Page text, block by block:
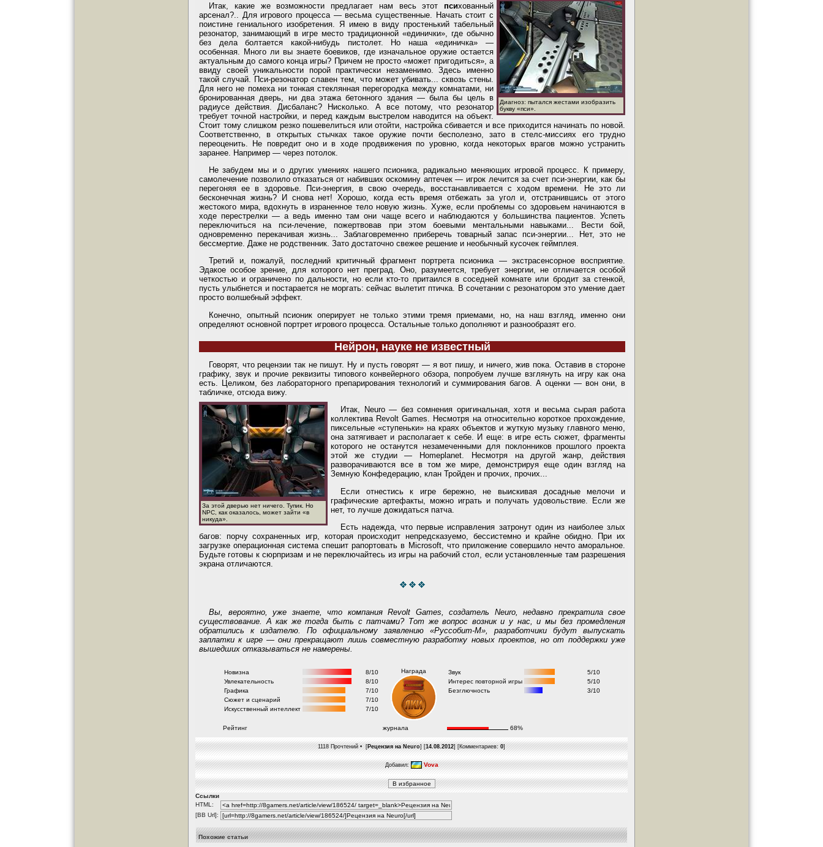
Диагноз: пытался жестами изобразить
букву «пси».
Итак, какие же возможности предлагает нам весь этот психованный
арсенал?.. Для игрового процесса — весьма существенные. Начать стоит с
поистине гениального изобретения. Я имею в виду простенький табельный
резонатор, занимающий в игре место традиционной «единички», где обычно
без дела болтается какой-нибудь пистолет. Но наша «единичка» —
особенная. Много ли вы знаете боевиков, где изначальное оружие остается
актуальным до самого конца игры? Причем не просто «может пригодиться», а
ввиду своей уникальности порой практически незаменимо. Здесь именно
такой случай. Пси-резонатор славен тем, что может убивать... сквозь стены.
Для него не помеха ни тонкая стеклянная перегородка между комнатами, ни
бронированная дверь, ни два этажа бетонного здания — была бы цель в
радиусе действия. Дисбаланс? Нисколько. А все потому, что резонатор
требует точной настройки, и перед каждым выстрелом наводится на объект.
Стоит тому слишком резко пошевелиться или отойти, настройка сбивается и все приходится начинать по новой.
Соответственно, в открытых стычках такое оружие почти бесполезно, зато в стелс-миссиях его трудно
переоценить. Не повредит оно и в ходе продвижения по уровню, когда некоторых врагов можно устранить
заранее. Например — через потолок.
Не забудем мы и о других умениях нашего псионика, радикально меняющих игровой процесс. К примеру,
самолечение позволило отказаться от набивших оскомину аптечек — игрок лечится за счет пси-энергии, как бы
перегоняя ее в здоровье. Пси-энергия, в свою очередь, восстанавливается с ходом времени. Не это ли
бесконечная жизнь? И снова нет! Хорошо, когда есть время отбежать за угол и, отстранившись от этого
жестокого мира, вдохнуть в израненное тело новую жизнь. Хуже, если проблемы со здоровьем начинаются в
ходе перестрелки — а ведь именно там они чаще всего и наблюдаются у большинства пациентов. Успеть
переключиться на пси-лечение, пожертвовав при этом боевыми ментальными навыками... Вести бой,
одновременно перекачивая жизнь... Заблаговременно приберечь товарный запас пси-энергии... Нет, это не
бессмертие. Даже не родственник. Зато достаточно свежее решение и необычный кусочек геймплея.
Третий и, пожалуй, последний критичный фрагмент портрета псионика — экстрасенсорное восприятие.
Эдакое особое зрение, для которого нет преград. Оно, разумеется, требует энергии, не отличается особой
четкостью и ограничено по дальности, но если кто-то притаился в соседней комнате или бродит за стенкой,
пусть улыбнется и постарается не моргать: сейчас вылетит птичка. В сочетании с резонатором это умение дает
просто волшебный эффект.
Конечно, опытный псионик оперирует не только этими тремя приемами, но, на наш взгляд, именно они
определяют основной портрет игрового процесса. Остальные только дополняют и разнообразят его.
Нейрон, науке не известный
Говорят, что рецензии так не пишут. Ну и пусть говорят — я вот пишу, и ничего, жив пока. Оставив в стороне
графику, звук и прочие реквизиты типового конвейерного обзора, попробуем лучше взглянуть на игру как она
есть. Целиком, без лабораторного препарирования технологий и суммирования багов. А оценки — вон они, в
табличке, отсюда вижу.
За этой дверью нет ничего. Тупик. Но
NPC, как оказалось, может зайти «в
никуда».
Итак, Neuro — без сомнения оригинальная, хотя и весьма сырая работа
коллектива Revolt Games. Несмотря на относительно короткое прохождение,
пиксельные «ступеньки» на краях объектов и жуткую музыку главного меню,
она затягивает и располагает к себе. И еще: в игре есть сюжет, фрагменты
которого не останутся незамеченными для поклонников прошлого проекта
этой же студии — Homeplanet. Несмотря на другой жанр, действия
разворачиваются все в том же мире, демонстрируя еще один взгляд на
Земную Конфедерацию, клан Тройден и прочих, прочих...
Если отнестись к игре бережно, не выискивая досадные мелочи и
графические артефакты, можно играть и получать удовольствие. Если же
нет, то лучше дожидаться патча.
Есть надежда, что первые исправления затронут один из наиболее злых
багов: порчу сохраненных игр, которая происходит непредсказуемо, бессистемно и крайне обидно. При их
загрузке операционная система спешит рапортовать в Microsoft, что приложение совершило нечто аморальное.
Будьте готовы к сюрпризам и не переключайтесь из игры на рабочий стол, если установленные там разрешения
экрана отличаются.
Вы, вероятно, уже знаете, что компания Revolt Games, создатель Neuro, недавно прекратила свое
существование. А как же тогда быть с патчами? Тот же вопрос возник и у нас, и мы без промедления
обратились к издателю. По официальному заявлению «Руссобит-М», разработчики будут выпускать
заплатки к игре — они прекращают лишь совместную разработку новых проектов, но от поддержки уже
вышедших отказываться не намерены.
Новизна
8/10
Увлекательность
8/10
Графика
7/10
Сюжет и сценарий
7/10
Искусственный интеллект
7/10
Награда Звук
5/10
Интерес повторной игры
5/10
Безглючность
3/10
Рейтинг журнала 68%
1118 Прочтений • [ Рецензия на Neuro] [14.08.2012] [Комментариев: 0]
Добавил: Vova
Ссылки
HTML:
[BB Url]:
Похожие статьи